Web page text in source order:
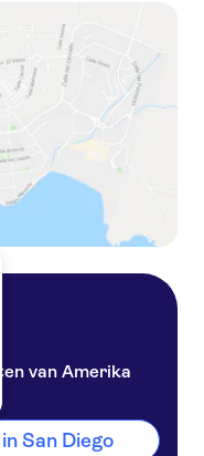
met Universal Studios
van Amerika
San Diego